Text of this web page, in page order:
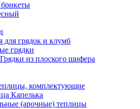
для грядок и клумб
грядки
Грядки из плоского шифера
комплектующие
Капелька
(арочные) теплицы